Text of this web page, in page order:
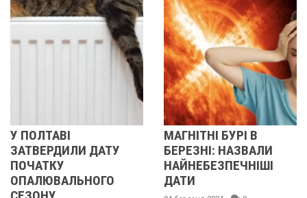
МАГНІТНІ БУРІ В
БЕРЕЗНІ: НАЗВАЛИ
НАЙНЕБЕЗПЕЧНІШІ
ДАТИ
НА
СТАВСЯ
ДЕТАЛІ